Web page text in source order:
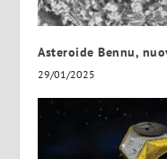
Asteroide Bennu,
29/01/2025